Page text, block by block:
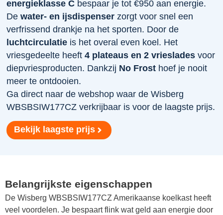
energieklasse C bespaar je tot €950 aan energie.
Dewater- en ijsdispenser zorgt voor snel een
verfrissend drankje na het sporten. Door de
luchtcirculatie is het overal even koel. Het
vriesgedeelte heeft4 plateaus en 2 vrieslades voor
diepvriesproducten. Dankzij No Frost hoef je nooit
meer te ontdooien.
Ga direct naar de webshop waar de Wisberg
WBSBSIW177CZ verkrijbaar is voor de laagste prijs.
Bekijk laagste prijs
Belangrijkste eigenschappen
De Wisberg WBSBSIW177CZ Amerikaanse koelkast heeft
veel voordelen. Je bespaart flink wat geld aan energie door